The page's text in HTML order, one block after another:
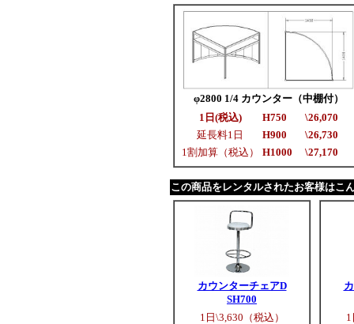
φ2800 1/4 カウンター（中棚付）
1日(税込)
H750
\26,070
延長料1日
H900
\26,730
1割加算（税込）
H1000 \27,170
この商品をレンタルされたお客様はこ
カウンターチェアD
SH700
1日\3,630（税込）